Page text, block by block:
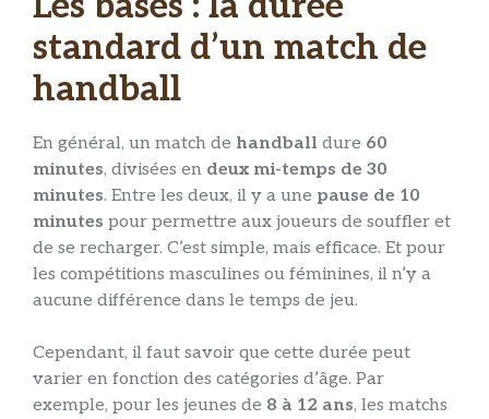
standard d’un match de
handball
En général, un match de handball dure 60
minutes, divisées en deux mi-temps de 30
minutes. Entre les deux, il y a une pause de 10
minutes pour permettre aux joueurs de souffler et
de se recharger. C’est simple, mais efficace. Et pour
les compétitions masculines ou féminines, il n’y a
aucune différence dans le temps de jeu.
Cependant, il faut savoir que cette durée peut
varier en fonction des catégories d’âge. Par
exemple, pour les jeunes de 8 à 12 ans, les matchs